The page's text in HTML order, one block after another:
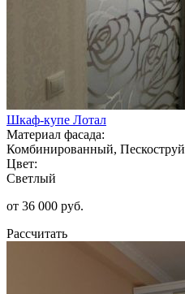
Шкаф-купе Лотал
Материал фасада:
Комбинированный, Пескоструй
Цвет:
Светлый
от 36 000 руб.
Рассчитать